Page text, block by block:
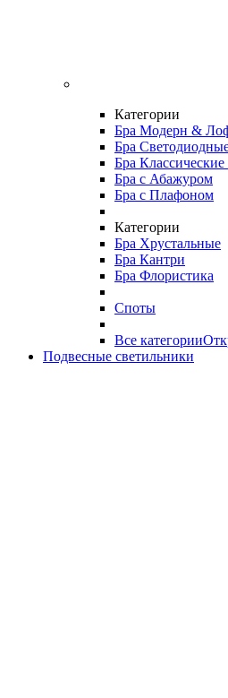
Категории
Бра Модерн &
Бра
Бра
Бра с Абажуром
Бра с Плафоном
Категории
Бра Хрустальные
Бра Кантри
Бра Флористика
Споты
Все категории
Подвесные светильники